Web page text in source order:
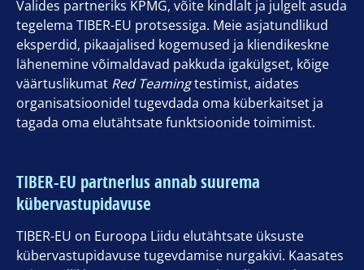
Valides partneriks KPMG, võite kindlalt ja julgelt asuda
tegelema TIBER-EU protsessiga. Meie asjatundlikud
eksperdid, pikaajalised kogemused ja kliendikeskne
lähenemine võimaldavad pakkuda igakülgset, kõige
väärtuslikumat Red Teamingtestimist, aidates
organisatsioonidel tugevdada oma küberkaitset ja
tagada oma elutähtsate funktsioonide toimimist.
TIBER-EU partnerlus annab suurema
kübervastupidavuse
TIBER-EU on Euroopa Liidu elutähtsate üksuste
kübervastupidavuse tugevdamise nurgakivi. Kaasates